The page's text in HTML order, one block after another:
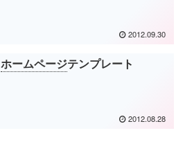
2012.09.30
ホームページテンプレート
2012.08.28